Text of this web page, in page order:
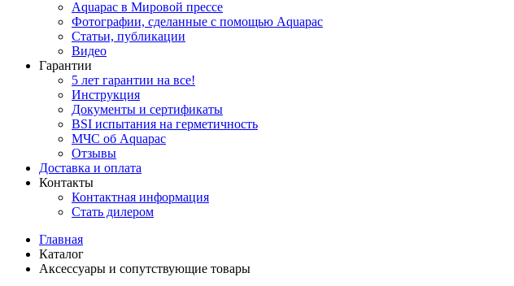
Aquapac в Мировой прессе
Фотографии, сделанные с помощью Aquapac
Статьи, публикации
Видео
Гарантии
5 лет гарантии на все!
Инструкция
Документы и сертификаты
BSI испытания на герметичность
МЧС об Aquapac
Отзывы
Доставка и оплата
Контакты
Контактная информация
Стать дилером
Главная
Каталог
Аксессуары и сопутствующие товары